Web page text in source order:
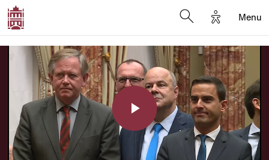
Options
Menu
Play
Video